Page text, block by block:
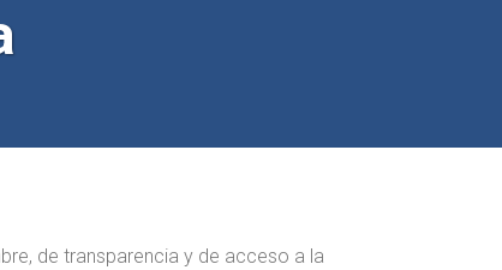
de transparencia y de acceso a la